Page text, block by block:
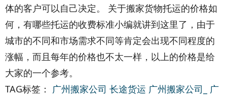
体的客户可以自己决定。 关于搬家货物托运的价格如
何，有哪些托运的收费标准小编就讲到这里了，由于
城市的不同和市场需求不同等肯定会出现不同程度的
涨幅，而且每年的价格也不太一样，以上的价格是给
大家的一个参考。
TAG标签： 广州搬家公司 长途货运 广州搬家公司_
广